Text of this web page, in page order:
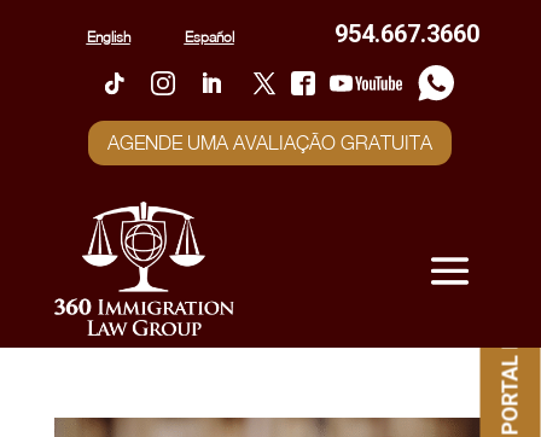
English Español 954.667.3660
AGENDE UMA AVALIAÇÃO GRATUITA
PORTAL DO CLIENTE